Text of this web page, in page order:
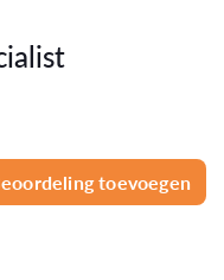
toevoegen